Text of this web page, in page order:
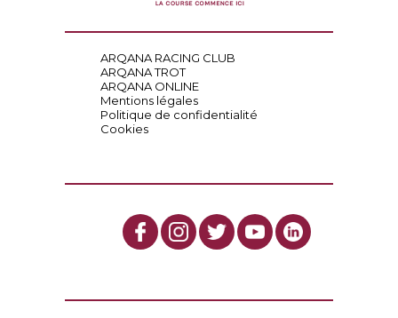
ARQANA RACING CLUB
ARQANA TROT
ARQANA ONLINE
Mentions légales
Politique de confidentialité
Cookies